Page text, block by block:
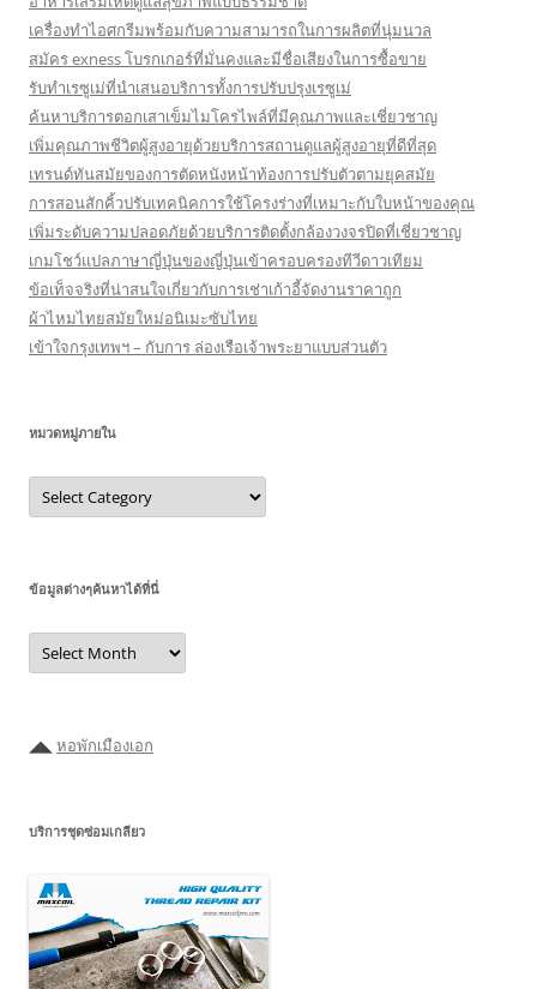
เครื่องทำไอศกรีมพร้อมกับความสามารถในการผลิตที่นุ่มนวล
สมัคร exness โบรกเกอร์ที่มั่นคงและมีชื่อเสียงในการซื้อขาย
รับทำเรซูเม่ที่นำเสนอบริการทั้งการปรับปรุงเรซูเม่
ค้นหาบริการตอกเสาเข็มไมโครไพล์ที่มีคุณภาพและเชี่ยวชาญ
เพิ่มคุณภาพชีวิตผู้สูงอายุด้วยบริการสถานดูแลผู้สูงอายุที่ดีที่สุด
เทรนด์ทันสมัยของการตัดหนังหน้าท้องการปรับตัวตามยุคสมัย
การสอนสักคิ้วปรับเทคนิคการใช้โครงร่างที่เหมาะกับใบหน้าของคุณ
เพิ่มระดับความปลอดภัยด้วยบริการติดตั้งกล้องวงจรปิดที่เชี่ยวชาญ
เกมโชว์แปลภาษาญี่ปุ่นของญี่ปุ่นเข้าครอบครองทีวีดาวเทียม
ข้อเท็จจริงที่น่าสนใจเกี่ยวกับการเช่าเก้าอี้จัดงานราคาถูก
ผ้าไหมไทยสมัยใหม่อนิเมะซับไทย
เข้าใจกรุงเทพฯ – กับการ ล่องเรือเจ้าพระยาแบบส่วนตัว
หมวดหมู่ภายใน
หมวด
หมู่
ภายใน
ข้อมูลต่างๆค้นหาได้ที่นี่
ข้อมูล
ต่างๆ
ค้นหา
◢◣ หอพักเมืองเอก
บริการชุดซ่อมเกลียว